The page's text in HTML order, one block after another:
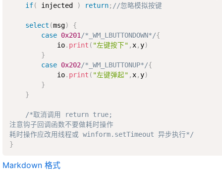
if( injected ) return; //忽略模拟按键
select (msg)
{
case 0x201 /*_WM_LBUTTONDOWN*/{
            io
. print ( "左键按下" , x,y)
}
case 0x202/*_WM_LBUTTONUP*/{
            io
. print ( "左键弹起" , x,y)
}
}
/*取消调用 return true;
注意钩子回调函数不要做耗时操作
耗时操作应改用线程或 winform.setTimeout 异步执行*/
}
Markdown 格式